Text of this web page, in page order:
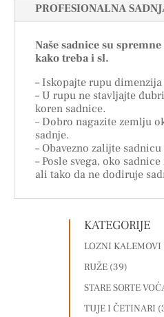
PROFESIONALNA
Naše sadnice su
kako treba i sl.
– Iskopajte rupu
– U rupu ne stavljajte
koren sadnice.
– Dobro nagazite zemlju
sadnje.
– Obavezno zalijte
– Posle svega, oko
ali tako da ne dodiruje
KATEGORIJE
LOZNI KALEMOVI
RUŽE (39)
STARE SORTE
TUJE I ČETINARI